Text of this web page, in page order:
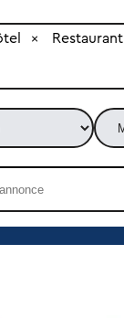
Restaurant